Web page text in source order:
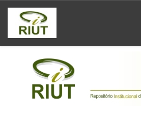
Skip
navigation